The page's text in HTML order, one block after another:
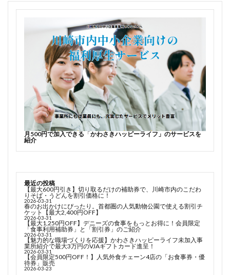
月500円で加入できる「かわさきハッピーライフ」のサービスを
紹介
最近の投稿
【最大600円引き】切り取るだけの補助券で、川崎市内のこだわ
りそば・うどんを割引価格に！
2026-03-31
春のお出かけにぴったり。首都圏の人気動物公園で使える割引チ
ケット【最大2,400円OFF】
2026-03-31
【最大1,250円OFF】デニーズの食事をもっとお得に！会員限定
「食事利用補助券」と「割引券」のご紹介
2026-03-31
【魅力的な職場づくりを応援】かわさきハッピーライフ未加入事
業所紹介で最大3万円のVJAギフトカード進呈！
2026-03-31
【会員限定500円OFF！】人気外食チェーン4店の「お食事券・優
待券」販売
2026-03-23